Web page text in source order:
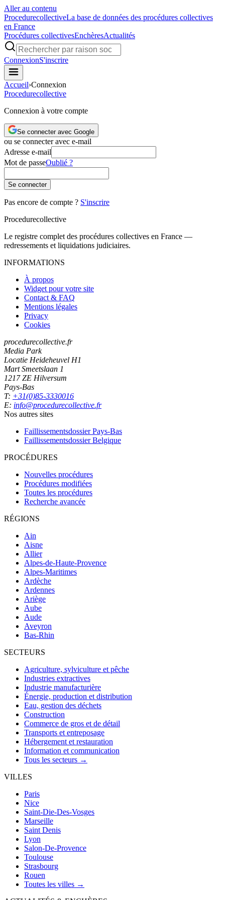
Aller au contenu
ProcedurecollectiveLa base de données des procédures collectives
en France
Procédures collectivesEnchèresActualités
ConnexionS'inscrire
Accueil›Connexion
Procedurecollective
Connexion à votre compte
Se connecter avec Google
ou se connecter avec e-mail
Adresse e-mail
Mot de passeOublié ?
Se connecter
Pas encore de compte ? S'inscrire
Procedurecollective
Le registre complet des procédures collectives en France —
redressements et liquidations judiciaires.
INFORMATIONS
À propos
Widget pour votre site
Contact & FAQ
Mentions légales
Privacy
Cookies
procedurecollective.fr
Media Park
Locatie Heideheuvel H1
Mart Smeetslaan 1
1217 ZE Hilversum
Pays-Bas
T: +31(0)85-3330016
E: info@procedurecollective.fr
Nos autres sites
Faillissementsdossier Pays-Bas
Faillissementsdossier Belgique
PROCÉDURES
Nouvelles procédures
Procédures modifiées
Toutes les procédures
Recherche avancée
RÉGIONS
Ain
Aisne
Allier
Alpes-de-Haute-Provence
Alpes-Maritimes
Ardèche
Ardennes
Ariège
Aube
Aude
Aveyron
Bas-Rhin
SECTEURS
Agriculture, sylviculture et pêche
Industries extractives
Industrie manufacturière
Énergie, production et distribution
Eau, gestion des déchets
Construction
Commerce de gros et de détail
Transports et entreposage
Hébergement et restauration
Information et communication
Tous les secteurs →
VILLES
Paris
Nice
Saint-Die-Des-Vosges
Marseille
Saint Denis
Lyon
Salon-De-Provence
Toulouse
Strasbourg
Rouen
Toutes les villes →